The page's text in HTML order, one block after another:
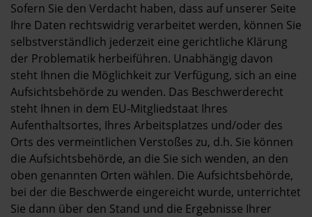
Sofern Sie den Verdacht haben, dass auf unserer Seite
Ihre Daten rechtswidrig verarbeitet werden, können Sie
selbstverständlich jederzeit eine gerichtliche Klärung
der Problematik herbeiführen. Unabhängig davon
steht Ihnen die Möglichkeit zur Verfügung, sich an eine
Aufsichtsbehörde zu wenden. Das Beschwerderecht
steht Ihnen in dem EU-Mitgliedstaat Ihres
Aufenthaltsortes, Ihres Arbeitsplatzes und/oder des
Orts des vermeintlichen Verstoßes zu, d.h. Sie können
die Aufsichtsbehörde, an die Sie sich wenden, an den
oben genannten Orten wählen. Die Aufsichtsbehörde,
bei der die Beschwerde eingereicht wurde, unterrichtet
Sie dann über den Stand und die Ergebnisse Ihrer